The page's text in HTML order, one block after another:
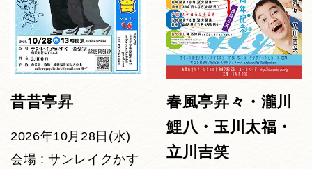
昔昔亭昇
2026年10月28日(水)
会場 : サンレイクかす
春風亭昇々・瀧川
鯉八・玉川太福・
立川吉笑